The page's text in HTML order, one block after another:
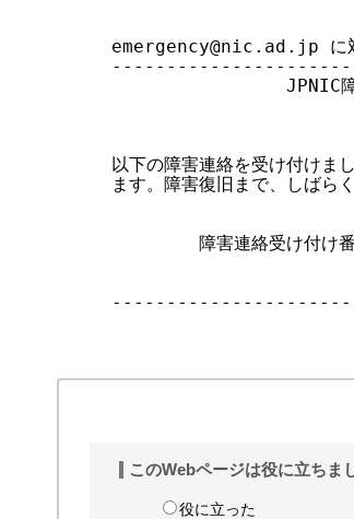
emergency@nic.ad.jp に
JPNIC障
以下の障害連絡を受け付けま
ます。障害復旧まで、しばら
障害連絡受け付け
このWebページは役に立ちま
役に立った